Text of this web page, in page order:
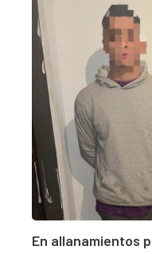
En allanamientos